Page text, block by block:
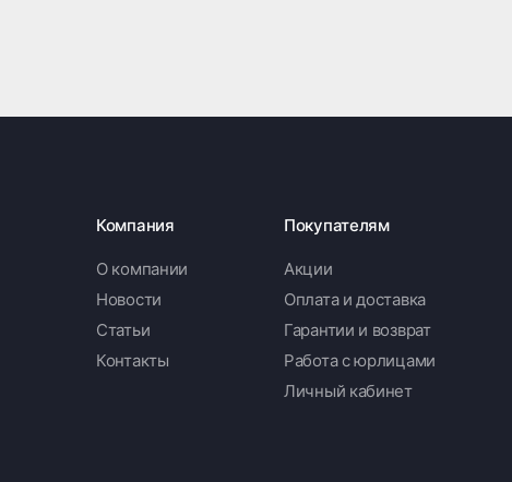
Компания
О компании
Новости
Статьи
Контакты
Покупателям
Акции
Оплата и доставка
Гарантии и возврат
Работа с юрлицами
Личный кабинет